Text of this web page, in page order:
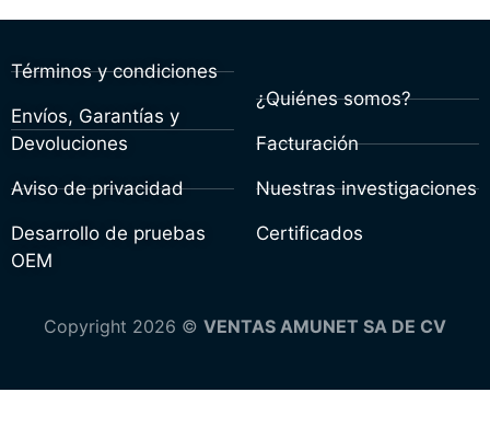
Términos y condiciones
Envíos, Garantías y
Devoluciones
Aviso de privacidad
Desarrollo de pruebas
OEM
¿Quiénes somos?
Facturación
Nuestras investigaciones
Certificados
Copyright 2026 © VENTAS AMUNET SA DE CV